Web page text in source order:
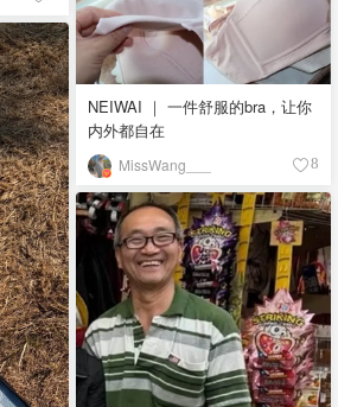
NEIWAI ｜ 一件舒服的bra，让你
内外都自在
MissWang___ 8